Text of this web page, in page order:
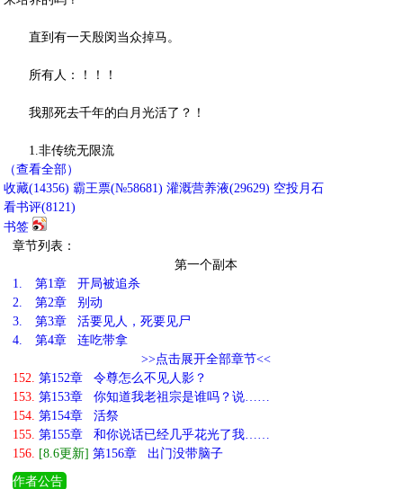
直到有一天殷闵当众掉马。
所有人：！！！
我那死去千年的白月光活了？！
1.非传统无限流
（查看全部）
收藏(14356) 霸王票(№58681) 灌溉营养液(29629) 空投月石
看书评(8121)
书签
章节列表：
第一个副本
1.
第1章 开局被追杀
2.
第2章 别动
3.
第3章 活要见人，死要见尸
4.
第4章 连吃带拿
>>点击展开全部章节<<
152. 第152章 令尊怎么不见人影？
153. 第153章 你知道我老祖宗是谁吗？说……
154. 第154章 活祭
155. 第155章 和你说话已经几乎花光了我……
156. [8.6更新] 第156章 出门没带脑子
作者公告